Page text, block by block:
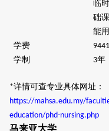
临
础
能
学费
学制
3年
*详情可查专业具体网址：
https://mahsa.edu.my/
education/phd-nursing.php
马来亚大学